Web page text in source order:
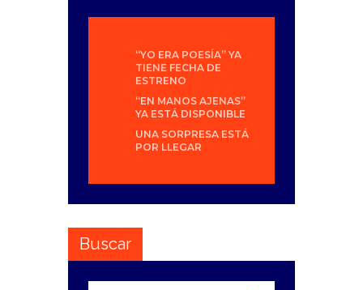
“YO ERA POESÍA” YA
TIENE FECHA DE
ESTRENO
“EN MANOS AJENAS”
YA ESTÁ DISPONIBLE
UNA SORPRESA ESTÁ
POR LLEGAR
Buscar